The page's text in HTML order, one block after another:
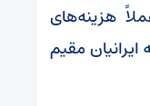
هزینه‌های
مقیم